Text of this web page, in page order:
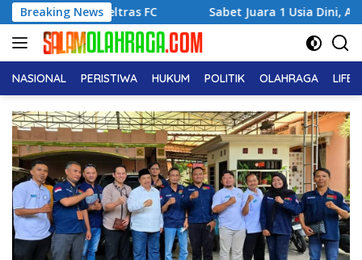
Langsung
ke
konten
Breaking News
FC Sabet Juara 1 Usia Dini, Adena Zahra
NASIONAL PERISTIWA HUKUM POLITIK OLAHRAGA